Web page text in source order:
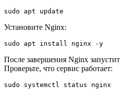
Установите Nginx:
После завершения Nginx
Проверьте, что сервис работает: